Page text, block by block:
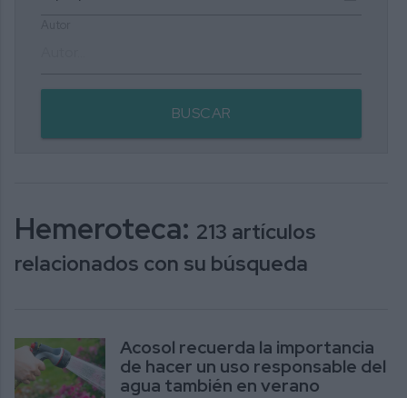
BUSCAR
Hemeroteca: 213 artículos
relacionados con su búsqueda
Acosol recuerda la importancia
de hacer un uso responsable del
agua también en verano